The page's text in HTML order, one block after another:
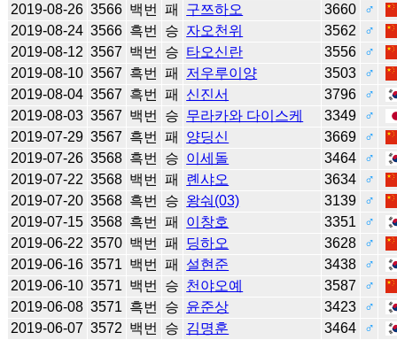
2019-08-26 3566 백번 패 구쯔하오 3660
♂
2019-08-24 3566 흑번 승 자오천위 3562
♂
2019-08-12 3567 백번 승 타오신란 3556
♂
2019-08-10 3567 흑번 패 저우루이양 3503
♂
2019-08-04 3567 흑번 패 신진서 3796
♂
2019-08-03 3567 백번 승 무라카와 다이스케 3349
♂
2019-07-29 3567 흑번 패 양딩신 3669
♂
2019-07-26 3568 흑번 승 이세돌 3464
♂
2019-07-22 3568 백번 패 롄샤오 3634
♂
2019-07-20 3568 흑번 승 왕숴(03) 3139
♂
2019-07-15 3568 흑번 패 이창호 3351
♂
2019-06-22 3570 백번 패 딩하오 3628
♂
2019-06-16 3571 백번 패 설현준 3438
♂
2019-06-10 3571 백번 승 천야오예 3587
♂
2019-06-08 3571 흑번 승 윤준상 3423
♂
2019-06-07 3572 백번 승 김명훈 3464
♂